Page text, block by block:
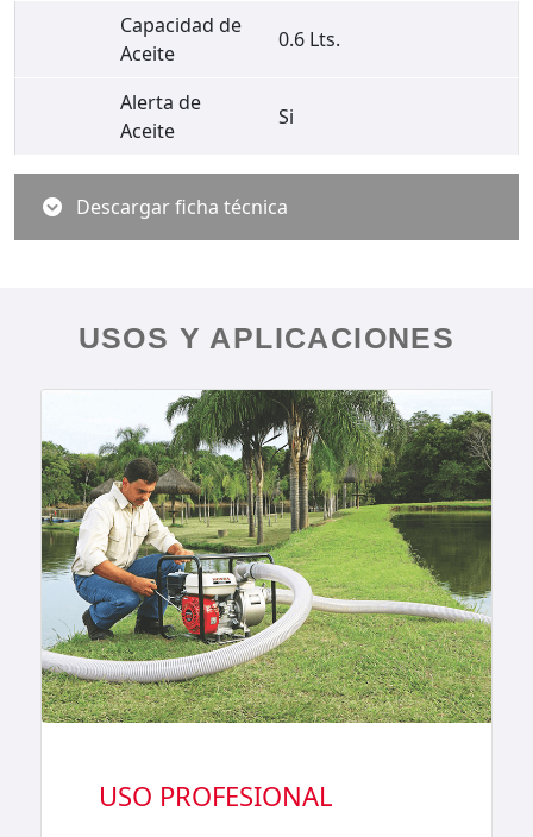
Capacidad de
Aceite
0.6 Lts.
Alerta de
Aceite
Si
Descargar ficha técnica
USOS Y APLICACIONES
USO HOBISTA